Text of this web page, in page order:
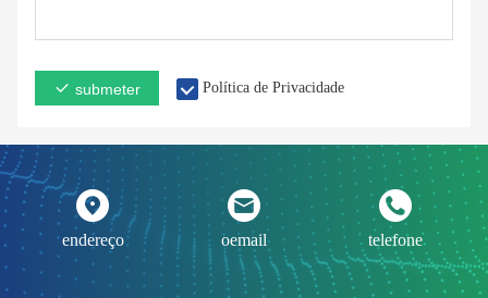
submeter Política de Privacidade
endereço oemail telefone